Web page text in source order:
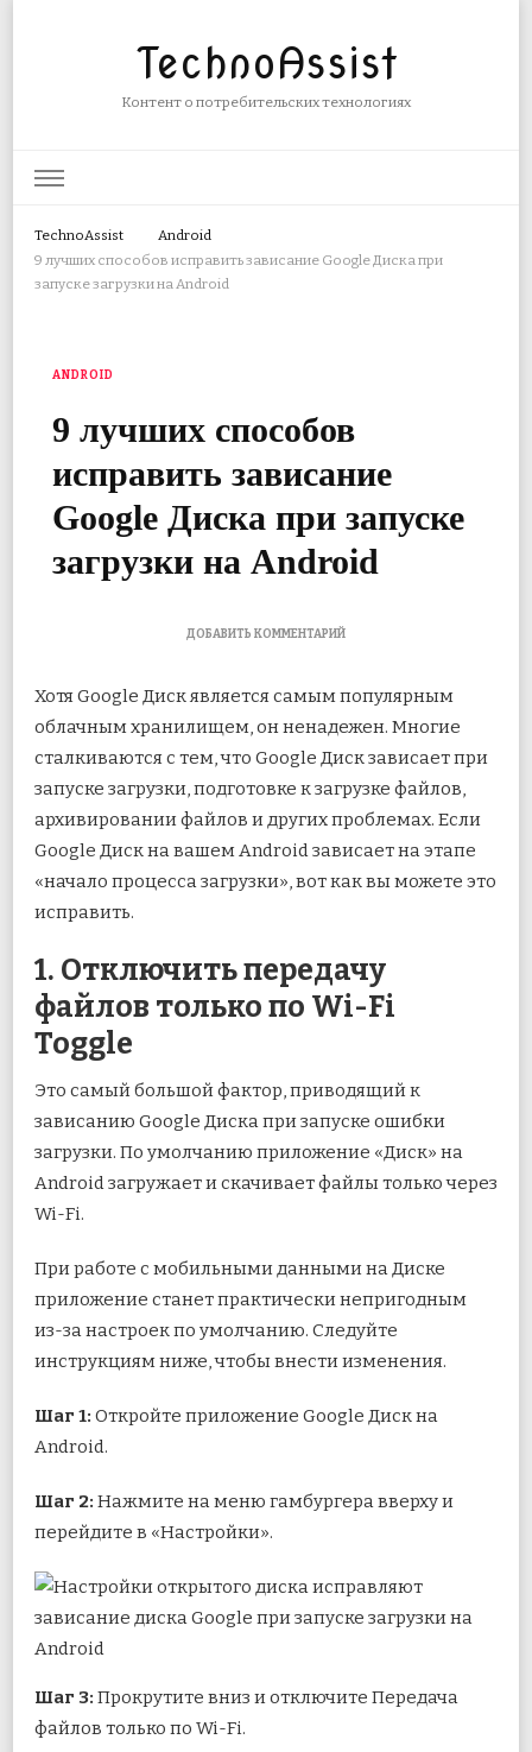
TechnoAssist
Контент о потребительских технологиях
TechnoAssist
Android
9 лучших способов исправить зависание Google Диска при
запуске загрузки на Android
ANDROID
9 лучших способов
исправить зависание
Google Диска при запуске
загрузки на Android
ДОБАВИТЬ КОММЕНТАРИЙК
ЛУЧШИХ
ИСПРАВИТЬ
ЗАВИСАНИЕ
ДИСКА
ПРИ
ЗАГРУЗКИ
НА
Хотя Google Диск является самым популярным
облачным хранилищем, он ненадежен. Многие
сталкиваются с тем, что Google Диск зависает при
запуске загрузки, подготовке к загрузке файлов,
архивировании файлов и других проблемах. Если
Google Диск на вашем Android зависает на этапе
«начало процесса загрузки», вот как вы можете это
исправить.
1. Отключить передачу
файлов только по Wi-Fi
Toggle
Это самый большой фактор, приводящий к
зависанию Google Диска при запуске ошибки
загрузки. По умолчанию приложение «Диск» на
Android загружает и скачивает файлы только через
Wi-Fi.
При работе с мобильными данными на Диске
приложение станет практически непригодным
из-за настроек по умолчанию. Следуйте
инструкциям ниже, чтобы внести изменения.
Шаг 1: Откройте приложение Google Диск на
Android.
Шаг 2: Нажмите на меню гамбургера вверху и
перейдите в «Настройки».
Шаг 3: Прокрутите вниз и отключите Передача
файлов только по Wi-Fi.